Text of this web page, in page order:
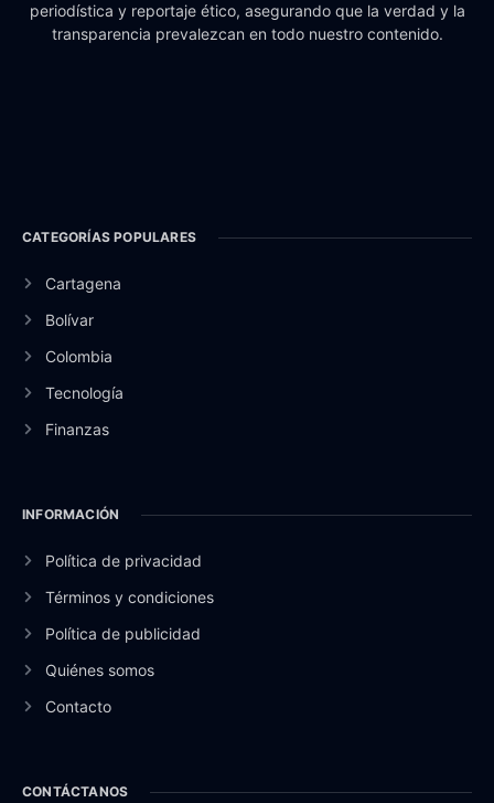
periodística y reportaje ético, asegurando que la verdad y la
transparencia prevalezcan en todo nuestro contenido.
CATEGORÍAS POPULARES
Cartagena
Bolívar
Colombia
Tecnología
Finanzas
INFORMACIÓN
Política de privacidad
Términos y condiciones
Política de publicidad
Quiénes somos
Contacto
CONTÁCTANOS